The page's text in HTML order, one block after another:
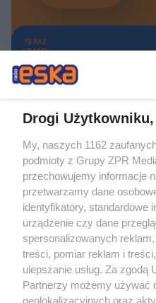
TERAZ
GRAMY
Żaden utwór zamieszczony w
rozpowszechniany lub dalej
tym także elektroniczny lub
eksploatacji w jakiejkolwiek formie,
bez pisemnej zgody właściciela
wykorzystanie utworów w całości
bez właściwej zgody, jest
prawnie.
Drogi Użytkowniku,
My, naszych 1162
podmioty z Grupy ZPR
przechowujemy informacje
przetwarzamy dane
identyfikatory, standardowe
urządzenie czy dane
spersonalizowanych
treści, pomiar reklam i
ulepszanie usług. Za
Partnerzy możemy używać
geolokalizacyjnych oraz